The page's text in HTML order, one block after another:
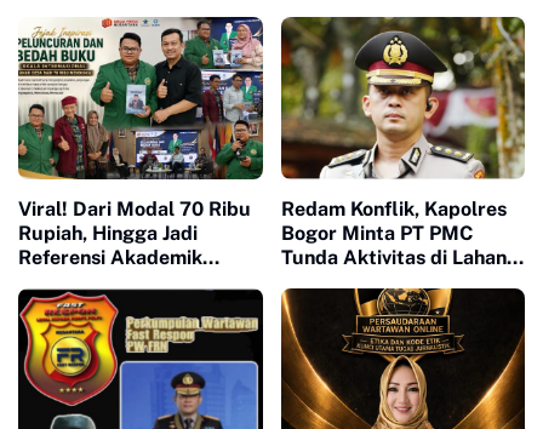
Viral! Dari Modal 70 Ribu
Rupiah, Hingga Jadi
Referensi Akademik
Ja'far Hasibuan
diluncurkan di UI
Redam Konflik, Kapolres
Bogor Minta PT PMC
Tunda Aktivitas di Lahan